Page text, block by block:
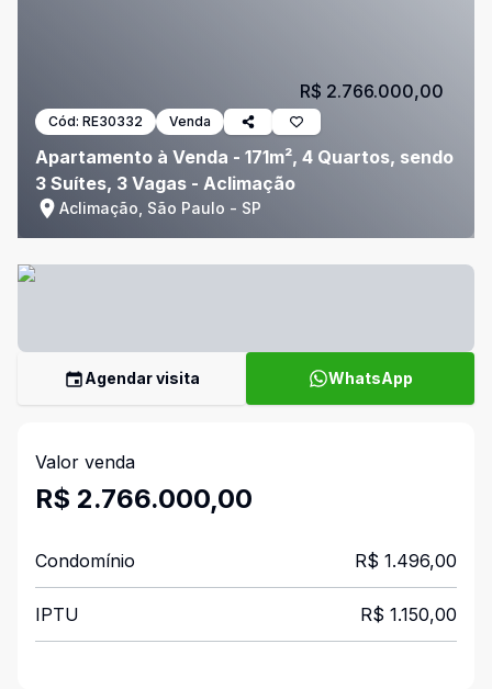
Cód: RE30332 Venda
Apartamento à Venda - 171m², 4 Quartos, sendo
3 Suítes, 3 Vagas - Aclimação
Aclimação, São Paulo - SP
R$ 2.766.000,00
Agendar visita WhatsApp
Valor venda
R$ 2.766.000,00
Condomínio R$ 1.496,00
IPTU R$ 1.150,00